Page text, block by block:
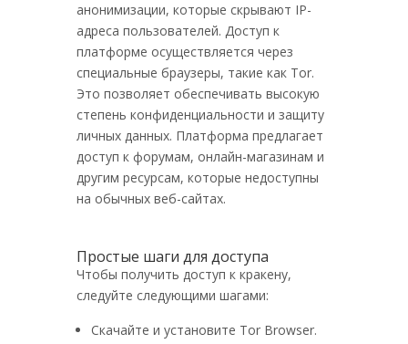
анонимизации, которые скрывают IP-
адреса пользователей. Доступ к
платформе осуществляется через
специальные браузеры, такие как Tor.
Это позволяет обеспечивать высокую
степень конфиденциальности и защиту
личных данных. Платформа предлагает
доступ к форумам, онлайн-магазинам и
другим ресурсам, которые недоступны
на обычных веб-сайтах.
Простые шаги для доступа
Чтобы получить доступ к кракену,
следуйте следующими шагами:
Скачайте и установите Tor Browser.